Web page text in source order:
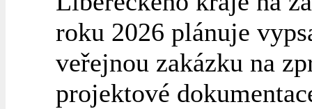
roku 2026 plánuje
veřejnou zakázku na
projektové